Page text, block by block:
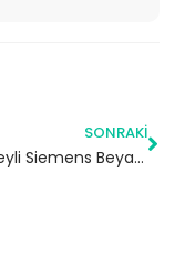
SONRAKI
Sultanbeyli Siemens Beyaz Eşya Servisi